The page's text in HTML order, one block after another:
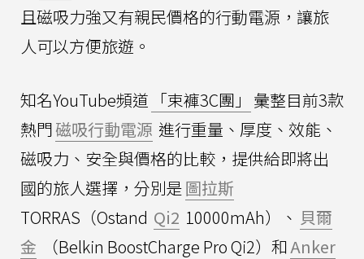
且磁吸力強又有親民價格的行動電源，讓旅
人可以方便旅遊。
知名YouTube頻道 「束褲3C團」 彙整目前3款
熱門磁吸行動電源 進行重量、厚度、效能、
磁吸力、安全與價格的比較，提供給即將出
國的旅人選擇，分別是圖拉斯
TORRAS（Ostand Qi2 10000mAh）、 貝爾
金
（Belkin BoostCharge Pro Qi2）和Anker